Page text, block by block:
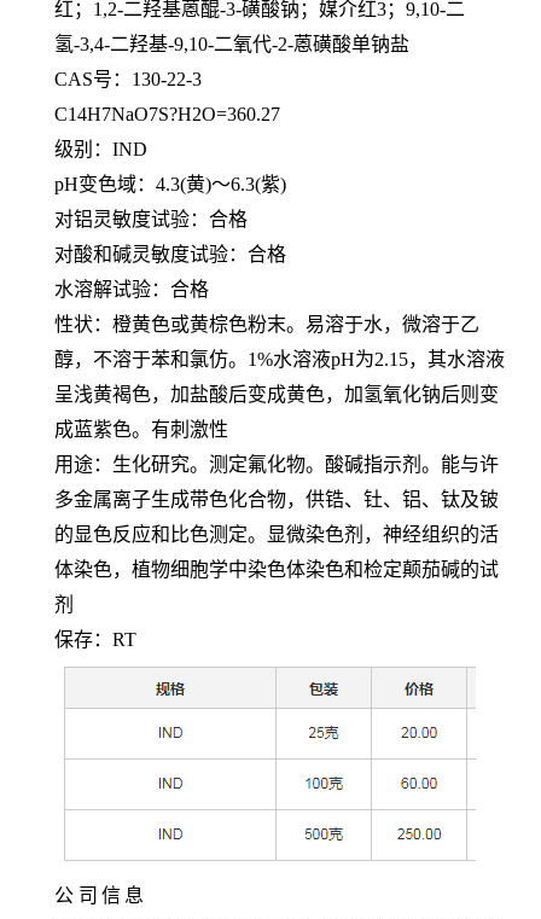
红；1,2-二羟基蒽醌-3-磺酸钠；媒介红3；9,10-二
氢-3,4-二羟基-9,10-二氧代-2-蒽磺酸单钠盐
CAS号：130-22-3
C14H7NaO7S?H2O=360.27
级别： IND
pH变色域：4.3(黄)～6.3(紫)
对铝灵敏度试验：合格
对酸和碱灵敏度试验：合格
水溶解试验：合格
性状：橙黄色或黄棕色粉末。易溶于水，微溶于乙
醇，不溶于苯和氯仿。 1%水溶液pH为2.15，其水溶液
呈浅黄褐色，加盐酸后变成黄色，加氢氧化钠后则变
成蓝紫色。有刺激性
用途：生化研究。测定氟化物。酸碱指示剂。能与许
多金属离子生成带色化合物，供锆、钍、铝、钛及铍
的显色反应和比色测定。显微染色剂，神经组织的活
体染色，植物细胞学中染色体染色和检定颠茄碱的试
剂
保存： RT
公 司 信 息